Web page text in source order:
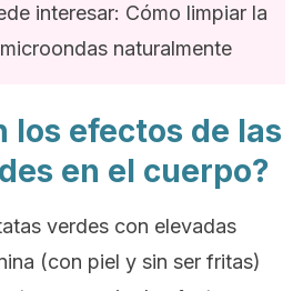
interesar: Cómo limpiar la
naturalmente
los efectos de las
en el cuerpo?
verdes con elevadas
(con piel y sin ser fritas)